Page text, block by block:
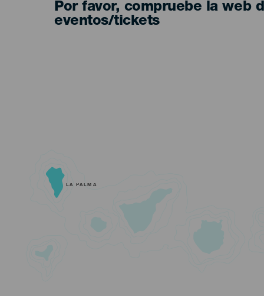
Por favor, compruebe la web
eventos/tickets
LA PALMA